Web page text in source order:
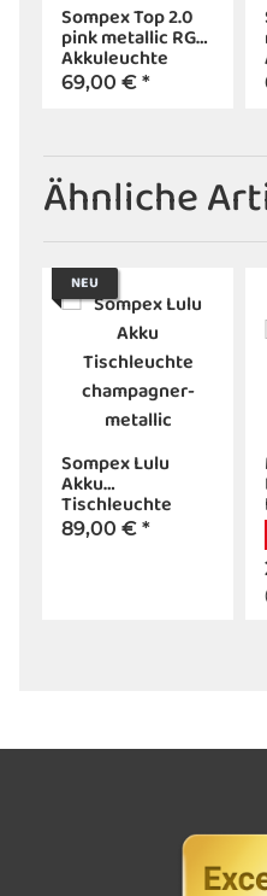
Sompex Top 2.0
pink metallic RGB
Akkuleuchte
Flaschenaufsatz
69,00 € *
Ähnliche
NEU
Sompex Lulu
Akku
Tischleuchte
champagner-
metallic
89,00 € *